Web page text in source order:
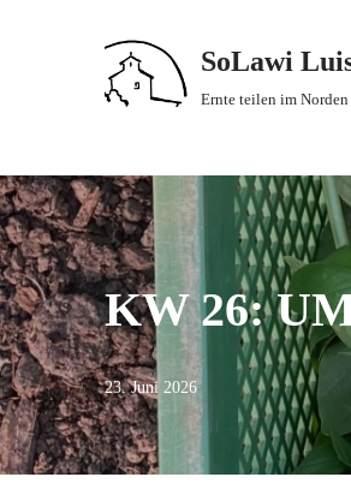
SoLawi
Ernte teilen im
KW 26:
23. Juni 2026